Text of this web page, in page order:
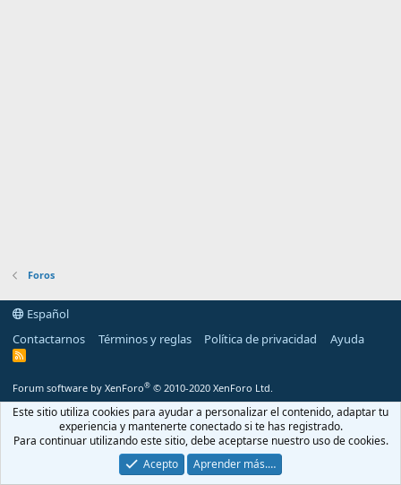
Foros
Español
Contactarnos
Términos y reglas Política de privacidad Ayuda
R
Forum software by XenForo® © 2010-2020 XenForo Ltd.
Este sitio utiliza cookies para ayudar a personalizar el contenido, adaptar tu
experiencia y mantenerte conectado si te has registrado.
Para continuar utilizando este sitio, debe aceptarse nuestro uso de cookies.
Acepto
Aprender más.…